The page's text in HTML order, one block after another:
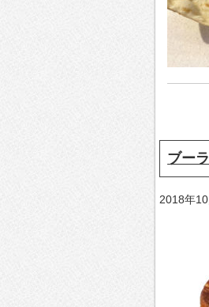
ブー
2018年